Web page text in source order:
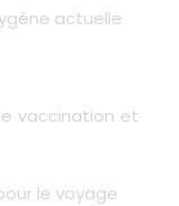
actuelle
vaccination et
le voyage